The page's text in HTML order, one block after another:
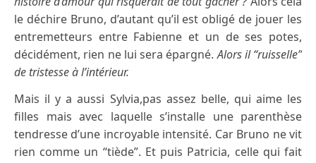
le déchire Bruno, d’autant qu’il est obligé de jouer les
entremetteurs entre Fabienne et un de ses potes,
décidément, rien ne lui sera épargné.Alors il “ruisselle”
de tristesse à l’intérieur.
Mais il y a aussi Sylvia,pas assez belle, qui aime les
filles mais avec laquelle s’installe une parenthèse
tendresse d’une incroyable intensité. Car Bruno ne vit
rien comme un “tiède”. Et puis Patricia, celle qui fait